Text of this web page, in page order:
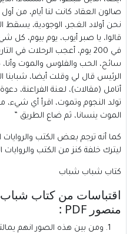
صالون العقاد كانت لنا أيام، من أول
نحن أولاد الغجر، الوجودية، يسقط
قالوا، يا صبر أيوب، يوم بيوم، كل
في 200 يوم، أعجب الرحلات في
سائح، الحب والفلوس والموت وأنا،
الرئيس قال لي وقلت أيضا، شبابنا
أتامل (مقالات)، لعنة الفراعنة،
تولد النجوم وتموت، اقرأ أي
الموت ينسانا، ثم ضاع الطريق ”
ليترك خلفة كنز من الكتب والروايات
كتاب شباب شباب
اقتباسات من كتاب
منصور PDF :
ومن بين هذه الصور انهم